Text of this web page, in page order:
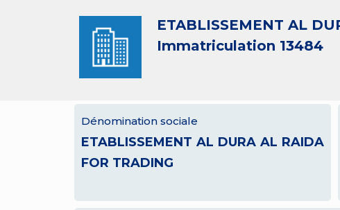
ETABLISSEMENT AL
Immatriculation 13484
Dénomination sociale
ETABLISSEMENT AL DURA AL RAIDA
FOR TRADING